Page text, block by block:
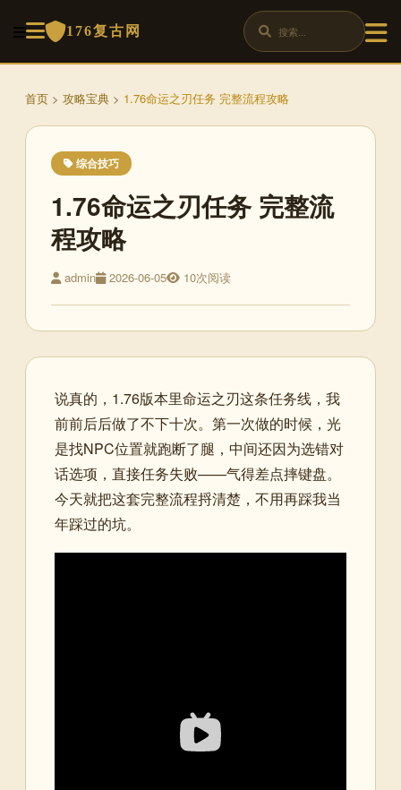
176复古网
首页 > 攻略宝典 > 1.76命运之刃任务 完整流程攻略
综合技巧
1.76命运之刃任务 完整流
程攻略
admin 2026-06-05 10次阅读
说真的，1.76版本里命运之刃这条任务线，我
前前后后做了不下十次。第一次做的时候，光
是找NPC位置就跑断了腿，中间还因为选错对
话选项，直接任务失败——气得差点摔键盘。
今天就把这套完整流程捋清楚，不用再踩我当
年踩过的坑。